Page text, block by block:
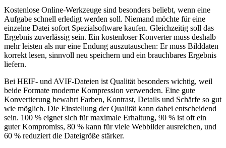
Kostenlose Online-Werkzeuge sind besonders beliebt, wenn eine
Aufgabe schnell erledigt werden soll. Niemand möchte für eine
einzelne Datei sofort Spezialsoftware kaufen. Gleichzeitig soll das
Ergebnis zuverlässig sein. Ein kostenloser Konverter muss deshalb
mehr leisten als nur eine Endung auszutauschen: Er muss Bilddaten
korrekt lesen, sinnvoll neu speichern und ein brauchbares Ergebnis
liefern.
Bei HEIF- und AVIF-Dateien ist Qualität besonders wichtig, weil
beide Formate moderne Kompression verwenden. Eine gute
Konvertierung bewahrt Farben, Kontrast, Details und Schärfe so gut
wie möglich. Die Einstellung der Qualität kann dabei entscheidend
sein. 100 % eignet sich für maximale Erhaltung, 90 % ist oft ein
guter Kompromiss, 80 % kann für viele Webbilder ausreichen, und
60 % reduziert die Dateigröße stärker.